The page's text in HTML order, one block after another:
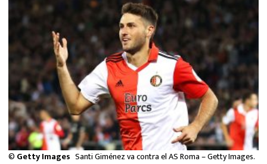
FUTBOL ESTUFA
FÓRMULA 1
BOXEO
LIGA MX
NFL
© Getty Images Santi Giménez va contra el AS Roma – Getty Images.